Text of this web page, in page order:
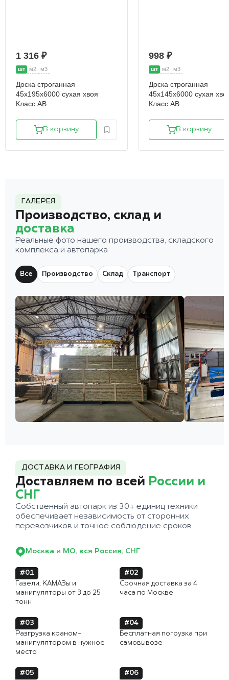
1 316 ₽
шт м2 м3
Доска строганная
45х195х6000 сухая хвоя
Класс АВ
В корзину
998 ₽
шт м2 м3
Доска строганная
45х145х6000 сухая
Класс АВ
В корзину
ГАЛЕРЕЯ
Производство, склад и
доставка
Реальные фото нашего производства, складского
комплекса и автопарка
Все Производство Склад Транспорт
ДОСТАВКА И ГЕОГРАФИЯ
Доставляем по всей России и
СНГ
Собственный автопарк из 30+ единиц техники
обеспечивает независимость от сторонних
перевозчиков и точное соблюдение сроков
Москва и МО, вся Россия, СНГ
#01
Газели, КАМАЗы и
манипуляторы от 3 до 25
тонн
#02
Срочная доставка за 4
часа по Москве
#03
Разгрузка краном-
манипулятором в нужное
место
#04
Бесплатная погрузка при
самовывозе
#05 #06